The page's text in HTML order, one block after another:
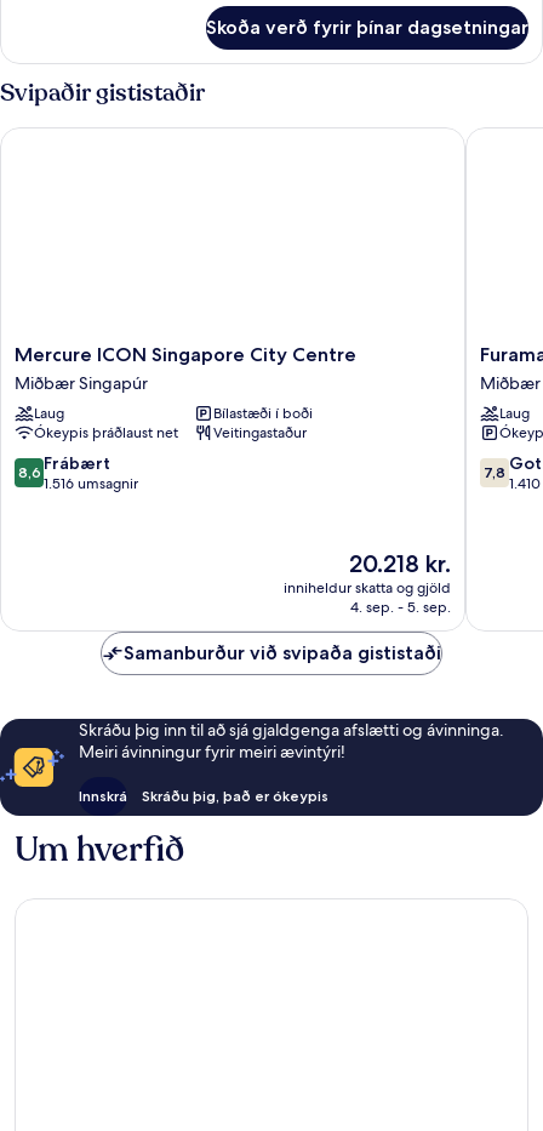
Twin)
herbergi
fyrir
tvo,
tvö
rúm
Skoða verð fyrir þínar dagsetningar
Svipaðir gististaðir
Mercure
ICON
Singapore
City
Centre
Miðbær
Singapúr
Mercure ICON Singapore City Centre
Miðbær Singapúr
Laug
Bílastæði í boði
Ókeypis þráðlaust net
Veitingastaður
8.6
af
8,6 Frábært
1.516 umsagnir
Verðið
er
20.218 kr.
20.218 kr.
inniheldur skatta og gjöld
4. sep. - 5. sep.
Mercure ICON Singapore City Centre
Furama
City
Centre
Miðbær
Miðbær
Laug
7.8
af
7,8
Furama
Samanburður við svipaða gististaði
Skráðu þig inn til að sjá gjaldgenga afslætti og ávinninga.
Meiri ávinningur fyrir meiri ævintýri!
Innskrá Skráðu þig, það er ókeypis
Um hverfið